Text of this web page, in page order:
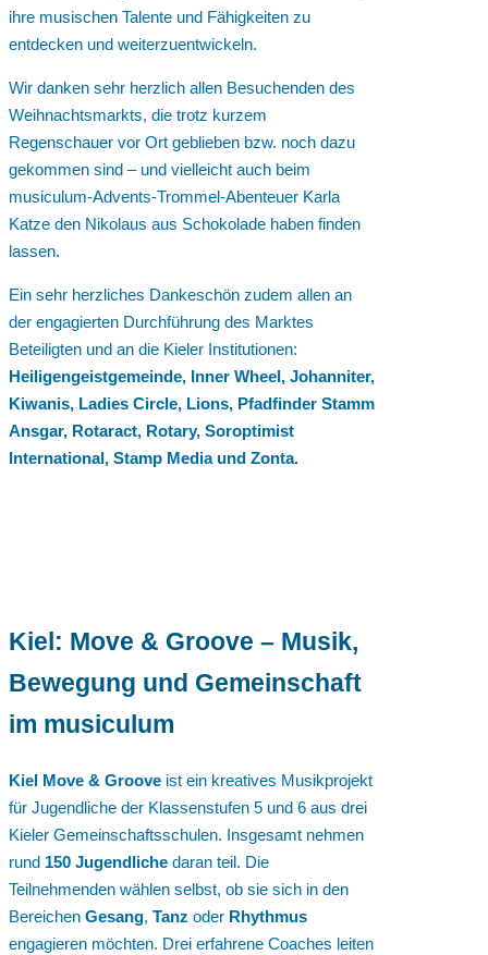
ihre musischen Talente und Fähigkeiten zu
entdecken und weiterzuentwickeln.
Wir danken sehr herzlich allen Besuchenden des
Weihnachtsmarkts, die trotz kurzem
Regenschauer vor Ort geblieben bzw. noch dazu
gekommen sind – und vielleicht auch beim
musiculum-Advents-Trommel-Abenteuer Karla
Katze den Nikolaus aus Schokolade haben finden
lassen.
Ein sehr herzliches Dankeschön zudem allen an
der engagierten Durchführung des Marktes
Beteiligten und an die Kieler Institutionen:
Heiligengeistgemeinde, Inner Wheel, Johanniter,
Kiwanis, Ladies Circle, Lions, Pfadfinder Stamm
Ansgar, Rotaract, Rotary, Soroptimist
International, Stamp Media und Zonta.
Kiel: Move & Groove – Musik,
Bewegung und Gemeinschaft
im musiculum
Kiel Move & Groove ist ein kreatives Musikprojekt
für Jugendliche der Klassenstufen 5 und 6 aus drei
Kieler Gemeinschaftsschulen. Insgesamt nehmen
rund 150 Jugendliche daran teil. Die
Teilnehmenden wählen selbst, ob sie sich in den
Bereichen Gesang, Tanz oder Rhythmus
engagieren möchten. Drei erfahrene Coaches leiten